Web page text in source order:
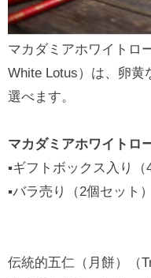
マカダミアホワイトロ
White Lotus）は、卵黄
選べます。
マカダミアホワイトロ
▪ギフトボックス入り（
▪バラ売り（2個セット
伝統的五仁（月餅）（